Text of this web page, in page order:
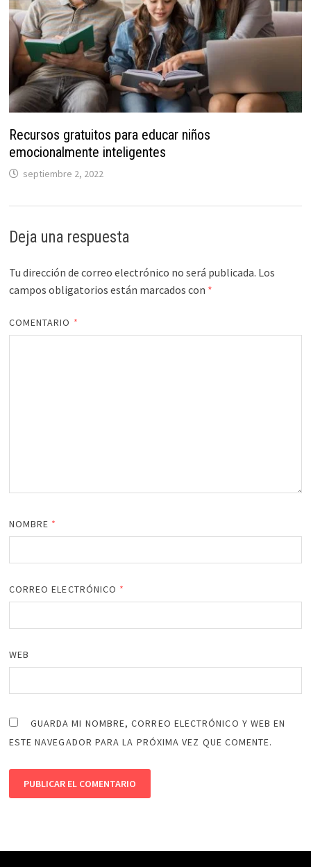
Recursos gratuitos para educar niños
emocionalmente inteligentes
septiembre 2, 2022
Deja una respuesta
Tu dirección de correo electrónico no será publicada. Los
campos obligatorios están marcados con *
COMENTARIO *
NOMBRE *
CORREO ELECTRÓNICO *
WEB
GUARDA MI NOMBRE, CORREO ELECTRÓNICO Y WEB EN
ESTE NAVEGADOR PARA LA PRÓXIMA VEZ QUE COMENTE.